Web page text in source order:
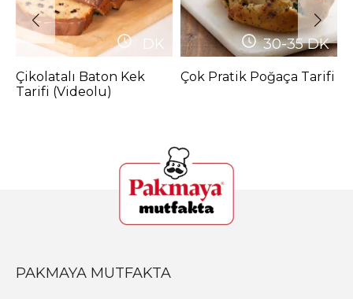
DK
Çikolatalı Baton Kek
Tarifi (Videolu)
30-35DK
Çok Pratik Poğaça Tarifi
PAKMAYA MUTFAKTA